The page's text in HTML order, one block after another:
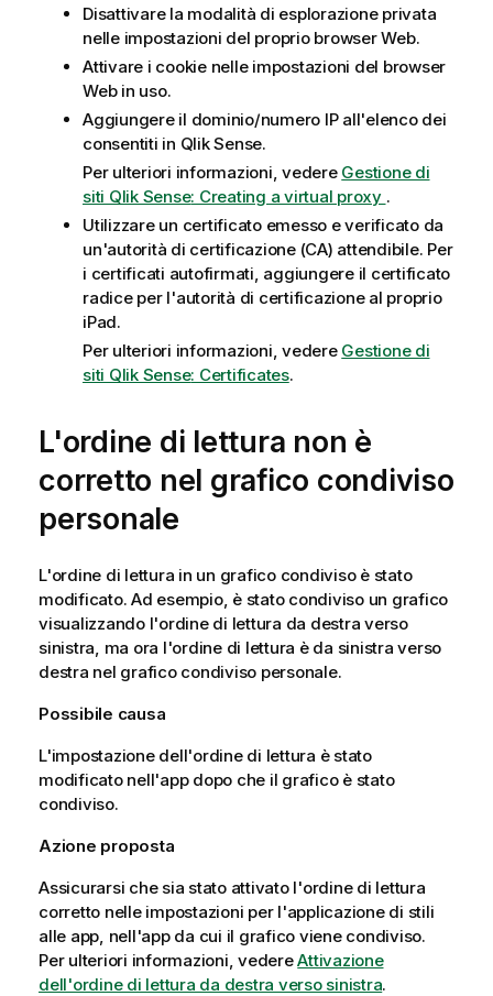
Disattivare la modalità di esplorazione privata
nelle impostazioni del proprio browser Web.
Attivare i cookie nelle impostazioni del browser
Web in uso.
Aggiungere il dominio/numero IP all'elenco dei
consentiti in Qlik Sense.
Per ulteriori informazioni, vedere Gestione di
siti Qlik Sense: Creating a virtual proxy .
Utilizzare un certificato emesso e verificato da
un'autorità di certificazione (CA) attendibile. Per
i certificati autofirmati, aggiungere il certificato
radice per l'autorità di certificazione al proprio
iPad.
Per ulteriori informazioni, vedere Gestione di
siti Qlik Sense: Certificates.
L'ordine di lettura non è
corretto nel grafico condiviso
personale
L'ordine di lettura in un grafico condiviso è stato
modificato. Ad esempio, è stato condiviso un grafico
visualizzando l'ordine di lettura da destra verso
sinistra, ma ora l'ordine di lettura è da sinistra verso
destra nel grafico condiviso personale.
Possibile causa
L'impostazione dell'ordine di lettura è stato
modificato nell'app dopo che il grafico è stato
condiviso.
Azione proposta
Assicurarsi che sia stato attivato l'ordine di lettura
corretto nelle impostazioni per l'applicazione di stili
alle app, nell'app da cui il grafico viene condiviso.
Per ulteriori informazioni, vedereAttivazione
dell'ordine di lettura da destra verso sinistra.